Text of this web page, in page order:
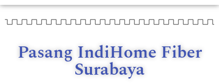
Pasang IndiHome Fiber
Surabaya